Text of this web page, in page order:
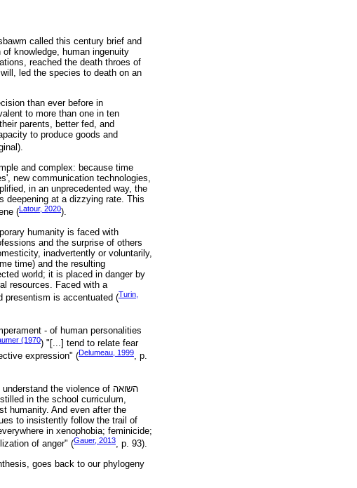
called this century brief and
knowledge, human ingenuity
reached the death throes of
led the species to death on an
than ever before in
to more than one in ten
parents, better fed, and
to produce goods and
and complex: because time
new communication technologies,
in an unprecedented way, the
deepening at a dizzying rate. This
( Latour, 2020).
humanity is faced with
and the surprise of others
inadvertently or voluntarily,
time) and the resulting
world; it is placed in danger by
resources. Faced with a
presentism is accentuated (Turin,
- of human personalities
(1970) "[...] tend to relate fear
expression" (Delumeau, 1999, p.
), it is impossible to understand the violence of השואה
in the school curriculum,
humanity. And even after the
to insistently follow the trail of
in xenophobia; feminicide;
of anger" (Gauer, 2013, p. 93).
goes back to our phylogeny